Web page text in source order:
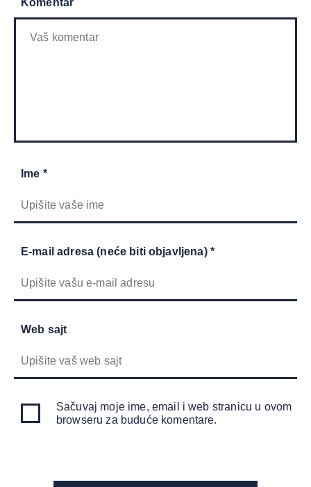
Komentar
Ime *
E-mail adresa (neće biti objavljena) *
Web sajt
Sačuvaj moje ime, email i web stranicu u ovom
browseru za buduće komentare.